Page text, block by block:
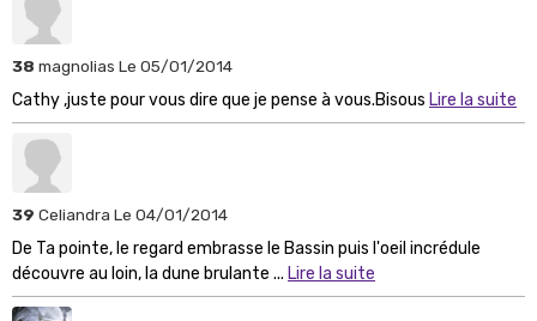
38 magnolias Le 05/01/2014
Cathy ,juste pour vous dire que je pense à vous.Bisous Lire la suite
39 Celiandra Le 04/01/2014
De Ta pointe, le regard embrasse le Bassin puis l'oeil incrédule
découvre au loin, la dune brulante ... Lire la suite